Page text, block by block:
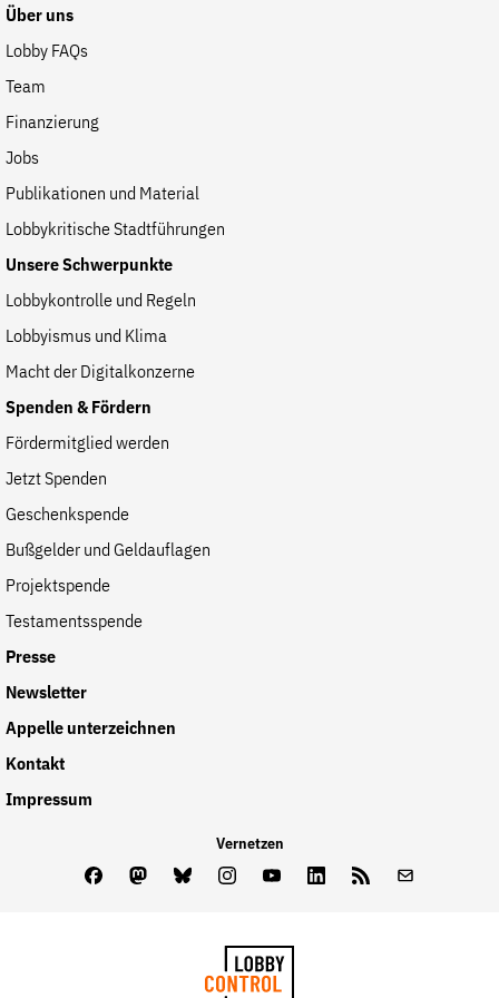
Fördermitglied werden
Jetzt Spenden
Geschenkspende
Bußgelder und Geldauflagen
Projektspende
Testamentsspende
Presse
Newsletter
Appelle unterzeichnen
Kontakt
Impressum
Suche
der
Website
FacebookMastodonBluesky
Über uns
Lobby FAQs
Team
Finanzierung
Jobs
Publikationen und Material
Lobbykritische Stadtführungen
Unsere Schwerpunkte
Lobbykontrolle und Regeln
Lobbyismus und Klima
Macht der Digitalkonzerne
Spenden & Fördern
Fördermitglied werden
Jetzt Spenden
Geschenkspende
Bußgelder und Geldauflagen
Projektspende
Testamentsspende
Presse
Newsletter
Appelle unterzeichnen
Kontakt
Impressum
Vernetzen
FacebookMastodon
BlueskyInstagram
YoutubeLinkedInFeed